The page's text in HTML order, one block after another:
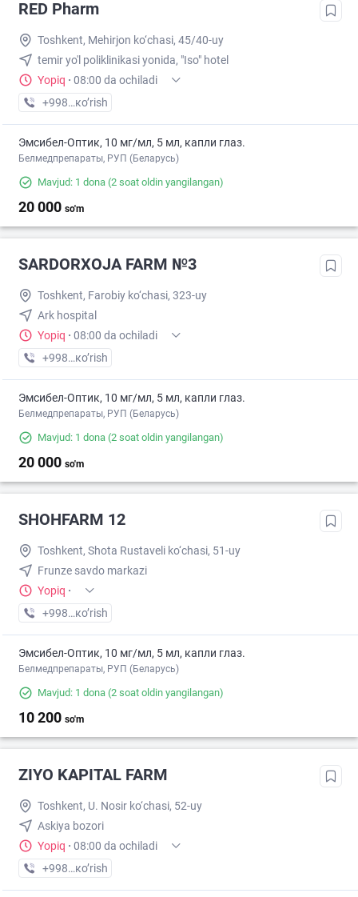
RED Pharm
Toshkent, Mehirjon ko‘chasi, 45/40-uy
temir yo'l poliklinikasi yonida, "Iso" hotel
Yopiq · 08:00 da ochiladi
+998 (99) XXX-XX-XX
кo’rish
Эмсибел-Оптик, 10 мг/мл, 5 мл, капли глаз.
Белмедпрепараты, РУП (Беларусь)
Mavjud: 1 dona (2 soat oldin yangilangan)
20 000 so'm
SARDORXOJA FARM №3
Toshkent, Farobiy ko‘chasi, 323-uy
Ark hospital
Yopiq · 08:00 da ochiladi
+998 (77) XXX-XX-XX
кo’rish
Эмсибел-Оптик, 10 мг/мл, 5 мл, капли глаз.
Белмедпрепараты, РУП (Беларусь)
Mavjud: 1 dona (2 soat oldin yangilangan)
20 000 so'm
SHOHFARM 12
Toshkent, Shota Rustaveli ko‘chasi, 51-uy
Frunze savdo markazi
Yopiq ·
+998 (71) XXX-XX-XX
кo’rish
Эмсибел-Оптик, 10 мг/мл, 5 мл, капли глаз.
Белмедпрепараты, РУП (Беларусь)
Mavjud: 1 dona (2 soat oldin yangilangan)
10 200 so'm
ZIYO KAPITAL FARM
Toshkent, U. Nosir ko‘chasi, 52-uy
Askiya bozori
Yopiq · 08:00 da ochiladi
+998 (97) XXX-XX-XX
кo’rish